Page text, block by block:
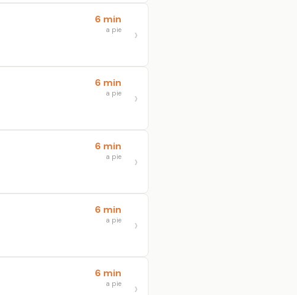
6 min
a pie
6 min
a pie
6 min
a pie
6 min
a pie
6 min
a pie